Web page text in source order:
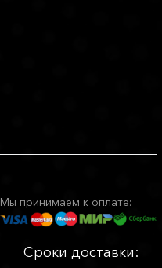
Мы принимаем к оплате:
Сроки доставки: